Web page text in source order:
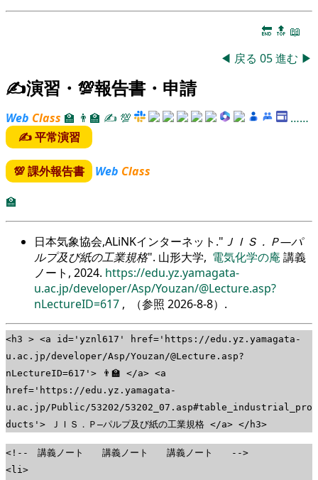
🔚 🔝 📖
◀ 戻る 05進む ▶
✍演習・💯報告書・申請
Web Class 🏫 👨‍🏫 ✍ 💯
……
✍ 平常演習
💯 課外報告書 Web Class
🏫
日本気象協会,ALiNKインターネット. ＪＩＳ．Ｐ―パ
ルプ及び紙の工業規格 . 山形大学, 電気化学の庵 講義
ノート, 2024. https://edu.yz.yamagata-
u.ac.jp/developer/Asp/Youzan/@Lecture.asp?
nLectureID=617 , （参照 2026-8-8）.
<h3 > <a id='yznl617' href='https://edu.yz.yamagata-
u.ac.jp/developer/Asp/Youzan/@Lecture.asp?
nLectureID=617'> 👨‍🏫 </a> <a
href='https://edu.yz.yamagata-
u.ac.jp/Public/53202/53202_07.asp#table_industrial_pro
ducts'> ＪＩＳ．Ｐ―パルプ及び紙の工業規格 </a> </h3>
<!-- 講義ノート 講義ノート 講義ノート -->
<li>